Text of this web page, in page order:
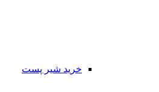
خرید شیر پست